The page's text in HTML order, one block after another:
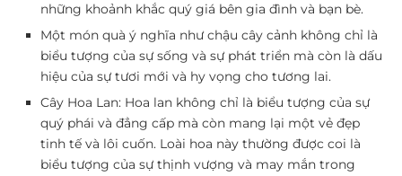
những khoảnh khắc quý giá bên gia đình và bạn bè.
Một món quà ý nghĩa như chậu cây cảnh không chỉ là
biểu tượng của sự sống và sự phát triển mà còn là dấu
hiệu của sự tươi mới và hy vọng cho tương lai.
Cây Hoa Lan: Hoa lan không chỉ là biểu tượng của sự
quý phái và đẳng cấp mà còn mang lại một vẻ đẹp
tinh tế và lôi cuốn. Loài hoa này thường được coi là
biểu tượng của sự thịnh vượng và may mắn trong